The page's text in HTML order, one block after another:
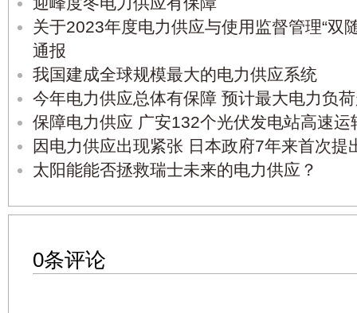
关于2023年度电力供应与使用监督管理“双
通报
我国建成全球规模最大的电力供应系统
今年电力供应总体有保障 预计最大电力负
保障电力供应 广安132个光伏发电站高速运
因电力供应出现紧张 日本政府7年来首次提
太阳能能否拯救瑞士未来的电力供应？
0条评论